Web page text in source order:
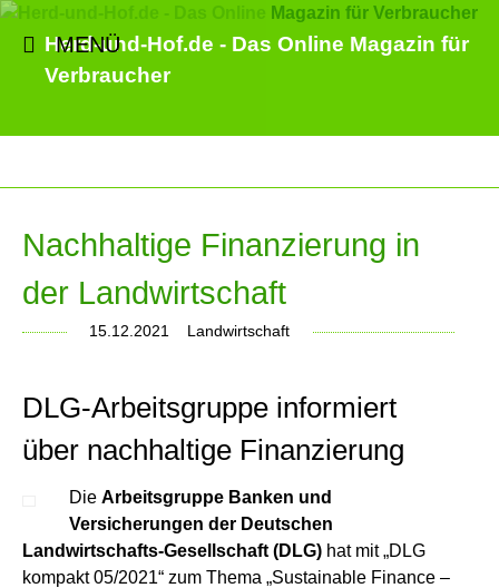
Herd-und-Hof.de - Das Online Magazin für
Verbraucher
MENÜ
Nachhaltige Finanzierung in
der Landwirtschaft
15.12.2021 Landwirtschaft
DLG-Arbeitsgruppe informiert
über nachhaltige Finanzierung
Die Arbeitsgruppe Banken und
Versicherungen der Deutschen
Landwirtschafts-Gesellschaft (DLG) hat mit „DLG
kompakt 05/2021“ zum Thema „Sustainable Finance –